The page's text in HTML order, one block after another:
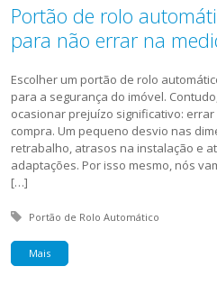
Portão de rolo
para não errar na
Escolher um portão de rolo
para a segurança do imóvel.
ocasionar prejuízo significativo:
compra. Um pequeno desvio nas
retrabalho, atrasos na instalação e
adaptações. Por isso mesmo, nós
[…]
Tagged with:
Portão de Rolo Automático
Mais